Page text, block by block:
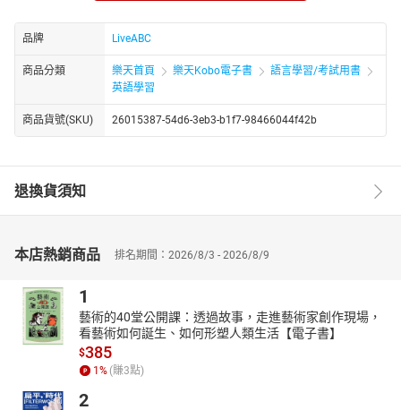
文法補給站：全家福、空閒時間
短篇故事集：〈森林中的聖約瑟〉
一本好書：《天藍色的彼岸》
小地方大玩意：走訪龜山島，來一趟自然與人文之旅
ABC長知識：手機成癮症
本月之星：吳卓源
品牌 LiveABC
商品分類 樂天首頁 樂天Kobo電子書
語言學習/考試用書
英語學習
商品貨號(SKU) 26015387-54d6-3eb3-b1f7-98466044f42b
退換貨須知
本店熱銷商品 排名期間：2026/8/3 - 2026/8/9
1
藝術的40堂公開課：透過故事，走進藝術家創作現場，
看藝術如何誕生、如何形塑人類生活【電子書】
$385
1 % (賺3點)
2